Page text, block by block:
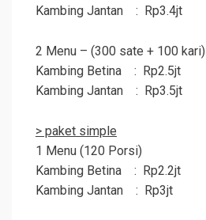
Kambing Jantan : Rp3.4jt
2 Menu – (300 sate + 100 kari)
Kambing Betina : Rp2.5jt
Kambing Jantan : Rp3.5jt
> paket simple
1 Menu (120 Porsi)
Kambing Betina : Rp2.2jt
Kambing Jantan : Rp3jt